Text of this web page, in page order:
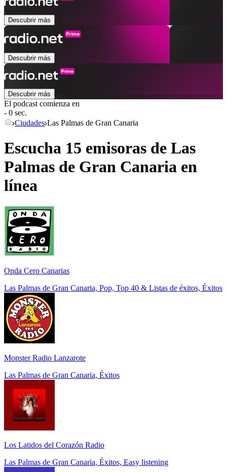
Descubrir más
Descubrir más
Descubrir más
El podcast comienza en
- 0 sec.
Ciudades Las Palmas de Gran Canaria
Escucha 15 emisoras de Las
Palmas de Gran Canaria en
línea
Onda Cero Canarias
Las Palmas de Gran Canaria, Pop, Top 40 & Listas de éxitos, Éxitos
Monster Radio Lanzarote
Las Palmas de Gran Canaria, Éxitos
Los Latidos del Corazón Radio
Las Palmas de Gran Canaria, Éxitos, Easy listening